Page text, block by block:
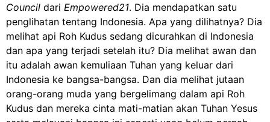
Council dari Empowered21. Dia mendapatkan satu
penglihatan tentang Indonesia. Apa yang dilihatnya? Dia
melihat api Roh Kudus sedang dicurahkan di Indonesia
dan apa yang terjadi setelah itu? Dia melihat awan dan
itu adalah awan kemuliaan Tuhan yang keluar dari
Indonesia ke bangsa-bangsa. Dan dia melihat jutaan
orang-orang muda yang bergelimang dalam api Roh
Kudus dan mereka cinta mati-matian akan Tuhan Yesus